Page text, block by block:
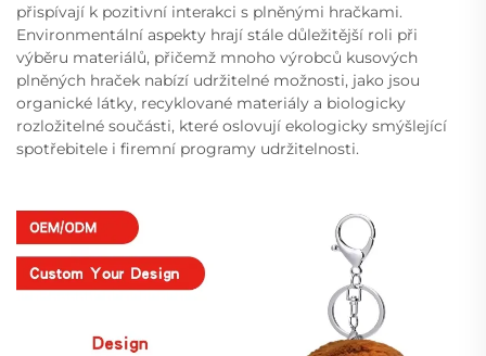
přispívají k pozitivní interakci s plněnými hračkami.
Environmentální aspekty hrají stále důležitější roli při
výběru materiálů, přičemž mnoho výrobců kusových
plněných hraček nabízí udržitelné možnosti, jako jsou
organické látky, recyklované materiály a biologicky
rozložitelné součásti, které oslovují ekologicky smýšlející
spotřebitele i firemní programy udržitelnosti.